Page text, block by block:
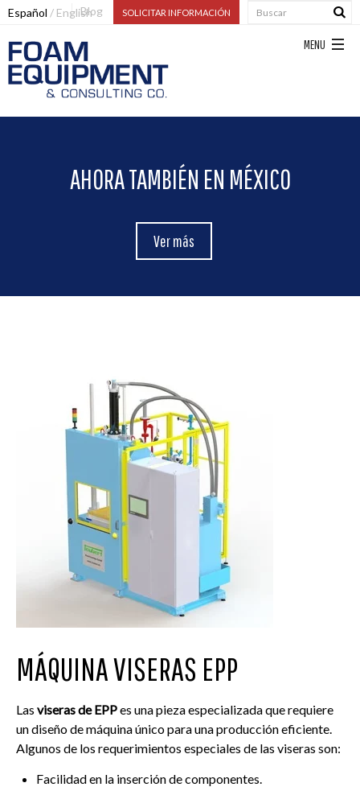
Español EnglishBlog SOLICITAR INFORMACIÓN
AHORA TAMBIÉN EN MÉXICO
Ver más
MÁQUINA VISERAS EPP
Las viseras de EPPes una pieza especializada que requiere
un diseño de máquina único para una producción eficiente.
Algunos de los requerimientos especiales de las viseras son:
Facilidad en la inserción de componentes